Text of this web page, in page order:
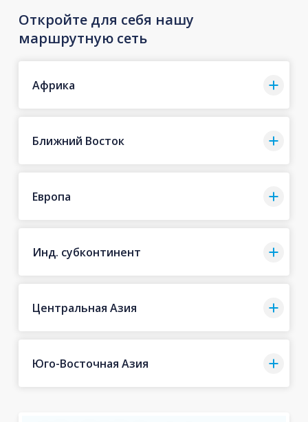
Откройте для себя нашу
маршрутную сеть
Африка
Ближний Восток
Европа
Инд. субконтинент
Центральная Азия
Юго-Восточная Азия